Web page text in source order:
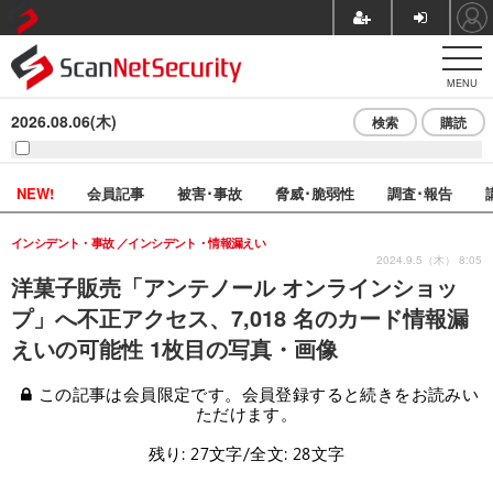
MENU
2026.08.06(木) 検索 購読
NEW! 会員記事 被害･事故 脅威･脆弱性 調査･報告
洋菓子販売「アンテノール オンラインショッ
プ」へ不正アクセス、7,018 名のカード情報漏
えいの可能性 1枚目の写真・画像
インシデント・事故 インシデント・情報漏えい
2024.9.5（木） 8:05
この記事は会員限定です。会員登録すると続きをお読みい
ただけます。
残り: 27文字/全文: 28文字